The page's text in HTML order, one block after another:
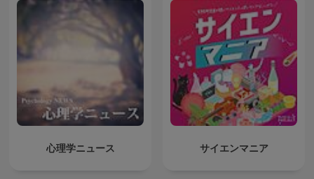
心理学ニュース サイエンマニア